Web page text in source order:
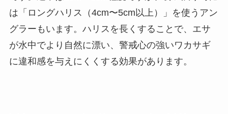
は「ロングハリス（4cm〜5cm以上）」を使うアン
グラーもいます。ハリスを長くすることで、エサ
が水中でより自然に漂い、警戒心の強いワカサギ
に違和感を与えにくくする効果があります。